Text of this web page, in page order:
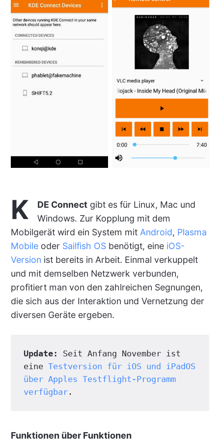
K DE Connectgibt es für Linux, Mac und
Windows. Zur Kopplung mit dem
Mobilgerät wird ein System mit Android, Plasma
Mobileoder Sailfish OSbenötigt, eine iOS-
Version ist bereits in Arbeit. Einmal verkuppelt
und mit demselben Netzwerk verbunden,
profitiert man von den zahlreichen Segnungen,
die sich aus der Interaktion und Vernetzung der
diversen Geräte ergeben.
Update:
Seit Anfang November ist
eine Testversion für iOS und iPadOS
über Apples Testflight-Programm
verfügbar.
Funktionen über Funktionen